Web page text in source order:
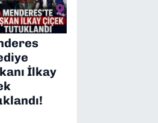
İlkay